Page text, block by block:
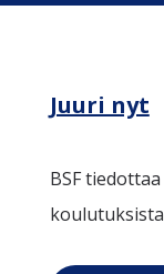
Juuri nyt
BSF
koulutuksista